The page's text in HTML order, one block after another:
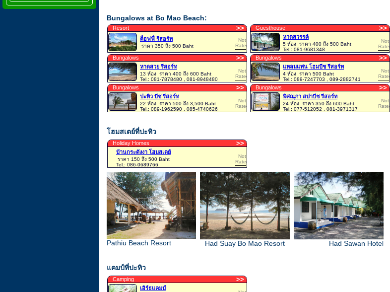
Bungalows at Bo Mao Beach:
Resort >>
ค็อฟฟี่ รีสอร์ท
ราคา 350 ถึง 500 Baht
Not
Rated
Guesthouse >>
หาดสวรรค์
5 ห้อง ราคา 400 ถึง 500 Baht
Tel.: 081-9681348
Not
Rated
Bungalows >>
หาดสวย รีสอร์ท
13 ห้อง ราคา 400 ถึง 600 Baht
Tel.: 081-7878480 , 081-8948480
Not
Rated
Bungalows >>
แหลมแท่น โฮมบีช รีสอร์ท
4 ห้อง ราคา 500 Baht
Tel.: 089-7247703 , 089-2882741
Not
Rated
Bungalows >>
ปะทิว บีช รีสอร์ท
22 ห้อง ราคา 500 ถึง 3,500 Baht
Tel.: 089-1962590 , 085-4740626
Not
Rated
Bungalows >>
พิศณุภา สปาบีช รีสอร์ท
24 ห้อง ราคา 350 ถึง 600 Baht
Tel.: 077-512052 , 081-3971317
Not
Rated
โฮมสเตย์ที่ปะทิว
Holiday Homes >>
บ้านกระดังงา โฮมสเตย์
ราคา 150 ถึง 500 Baht
Tel.: 086-0689766
Not
Rated
Pathiu Beach Resort Had Suay Bo Mao Resort Had Sawan Hotel
แคมป์ที่ปะทิว
Camping >>
เอิร์ธแคมป์